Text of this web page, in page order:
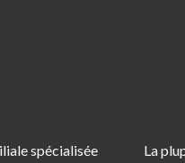
spécialisée
La